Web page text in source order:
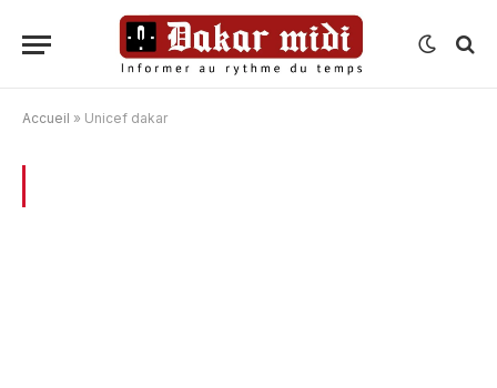
Accueil » Unicef dakar